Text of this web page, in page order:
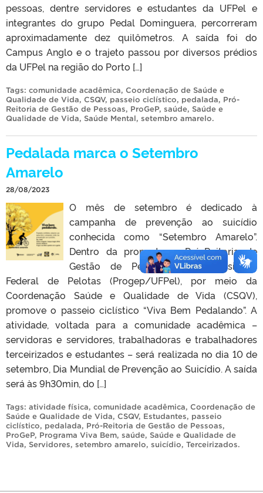
pessoas, dentre servidores e estudantes da UFPel e
integrantes do grupo Pedal Dominguera, percorreram
aproximadamente dez quilômetros. A saída foi do
Campus Anglo e o trajeto passou por diversos prédios
da UFPel na região do Porto […]
Tags: comunidade acadêmica, Coordenação de Saúde e
Qualidade de Vida, CSQV, passeio ciclístico, pedalada, Pró-
Reitoria de Gestão de Pessoas, ProGeP, saúde, Saúde e
Qualidade de Vida, Saúde Mental, setembro amarelo.
Pedalada marca o Setembro
Amarelo
28/08/2023
O mês de setembro é dedicado à
campanha de prevenção ao suicídio
conhecida como “Setembro Amarelo”.
Dentro da proposta, a Pró-Reitoria de
Gestão de Pessoas da Universidade
Federal de Pelotas (Progep/UFPel), por meio da
Coordenação Saúde e Qualidade de Vida (CSQV),
promove o passeio ciclístico “Viva Bem Pedalando”. A
atividade, voltada para a comunidade acadêmica –
servidoras e servidores, trabalhadoras e trabalhadores
terceirizados e estudantes – será realizada no dia 10 de
setembro, Dia Mundial de Prevenção ao Suicídio. A saída
será às 9h30min, do […]
Tags: atividade física, comunidade acadêmica, Coordenação de
Saúde e Qualidade de Vida, CSQV, Estudantes, passeio
ciclístico, pedalada, Pró-Reitoria de Gestão de Pessoas,
ProGeP, Programa Viva Bem, saúde, Saúde e Qualidade de
Vida, Servidores, setembro amarelo, suicídio, Terceirizados.